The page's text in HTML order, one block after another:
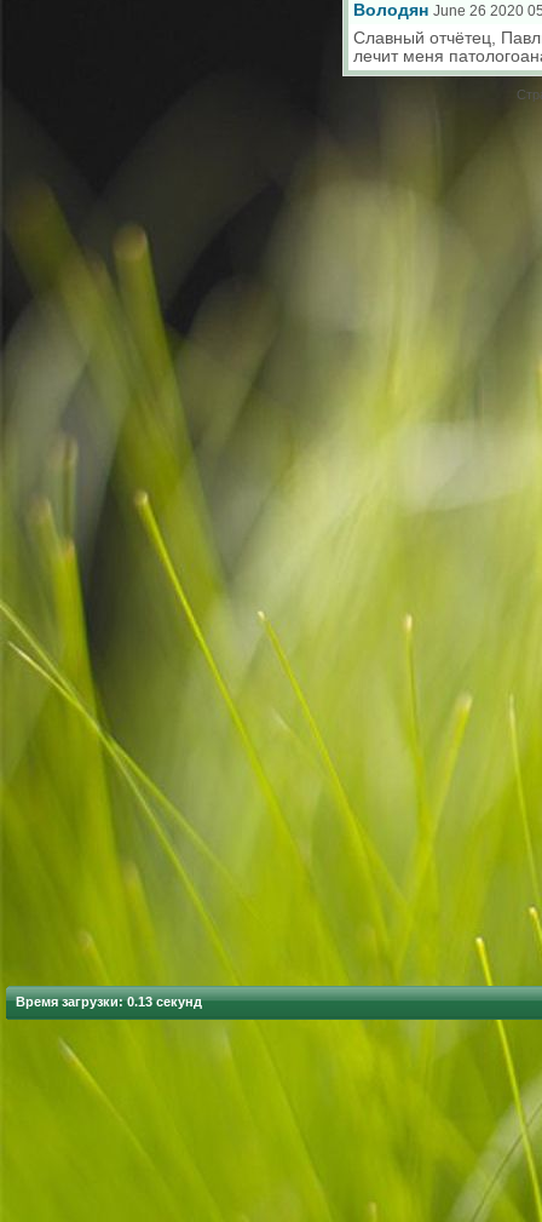
Володян June 26 2020
Славный отчётец,
лечит меня
Время загрузки: 0.13 секунд